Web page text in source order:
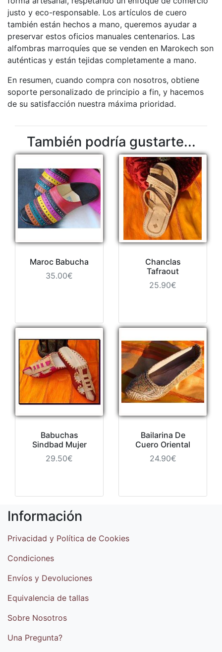
justo y eco-responsable. Los artículos de cuero
también están hechos a mano, queremos ayudar a
preservar estos oficios manuales centenarios. Las
alfombras marroquíes que se venden en Marokech son
auténticas y están tejidas completamente a mano.
En resumen, cuando compra con nosotros, obtiene
soporte personalizado de principio a fin, y hacemos
de su satisfacción nuestra máxima prioridad.
También podría gustarte...
Maroc Babucha
35.00€
Chanclas
Tafraout
25.90€
Babuchas
Sindbad Mujer
29.50€
Bailarina De
Cuero Oriental
24.90€
Información
Privacidad y Política de Cookies
Condiciones
Envíos y Devoluciones
Equivalencia de tallas
Sobre Nosotros
Una Pregunta?